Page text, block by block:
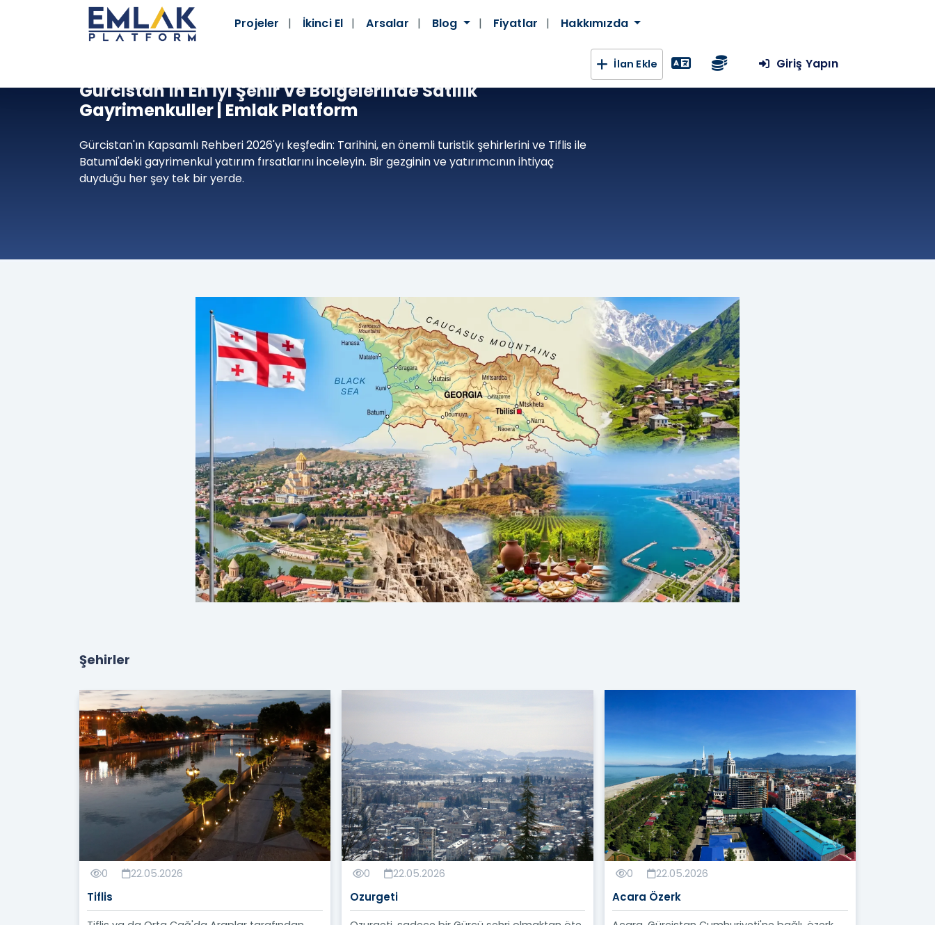
Projeler İkinci El Arsalar Blog Fiyatlar Hakkımızda
İlan Ekle Giriş Yapın
Gürcistan'ın En İyi Şehir Ve Bölgelerinde Satılık
Gayrimenkuller | Emlak Platform
Gürcistan'ın Kapsamlı Rehberi 2026'yı keşfedin: Tarihini, en önemli turistik şehirlerini ve Tiflis ile
Batumi'deki gayrimenkul yatırım fırsatlarını inceleyin. Bir gezginin ve yatırımcının ihtiyaç
duyduğu her şey tek bir yerde.
Şehirler
0 22.05.2026
Tiflis
0 22.05.2026
Ozurgeti
0 22.05.2026
Acara Özerk